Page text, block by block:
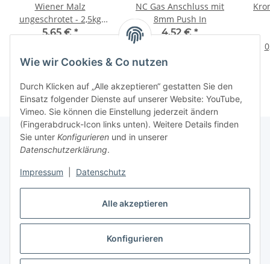
Alle akzeptieren
Konfigurieren
Wie wir Cookies & Co nutzen
Durch Klicken auf „Alle akzeptieren“ gestatten Sie den
Einsatz folgender Dienste auf unserer Website: YouTube,
Vimeo. Sie können die Einstellung jederzeit ändern
(Fingerabdruck-Icon links unten). Weitere Details finden
Sie unter Konfigurieren und in unserer
Datenschutzerklärung.
Impressum Datenschutz
Wiener Malz
ungeschrotet - 2,5kg
Beutel
5,65 €*
NC Gas Anschluss mit
8mm Push In
4,52 €*
Vertrag widerrufen